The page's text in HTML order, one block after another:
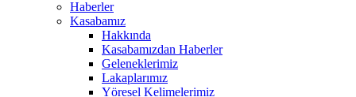
Haberler
Kasabamız
Hakkında
Kasabamızdan Haberler
Geleneklerimiz
Lakaplarımız
Yöresel Kelimelerimiz